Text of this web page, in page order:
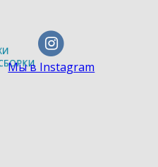
Мы в Instagram